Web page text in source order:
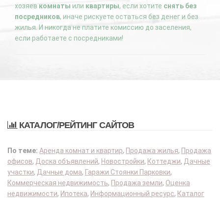
хозяев комнаты или квартиры, если хотите снять без
посредников, иначе рискуете остаться без денег и без
жилья. И никогда не платите комиссию до заселения,
если работаете с посредниками!
КАТАЛОГ/РЕЙТИНГ САЙТОВ
По теме: Аренда комнат и квартир, Продажа жилья, Продажа
офисов, Доска объявлений, Новостройки, Коттеджи, Дачные
участки, Дачные дома, Гаражи Стоянки Парковки,
Коммерческая недвижимость, Продажа земли, Оценка
недвижимости, Ипотека, Информационный ресурс, Каталог